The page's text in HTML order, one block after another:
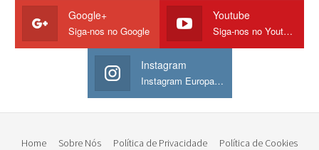
Google+
Siga-nos no Google
Youtube
Siga-nos no Youtube
Instagram
Instagram Europamos
Home Sobre Nós Política de Privacidade Política de Cookies